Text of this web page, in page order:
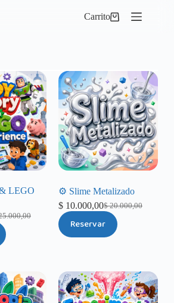
Carrito
LEGO
⚙️ Slime Metalizado
$20.000,00
$10.000,00
Reservar